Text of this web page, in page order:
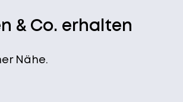
& Co. erhalten
Nähe.